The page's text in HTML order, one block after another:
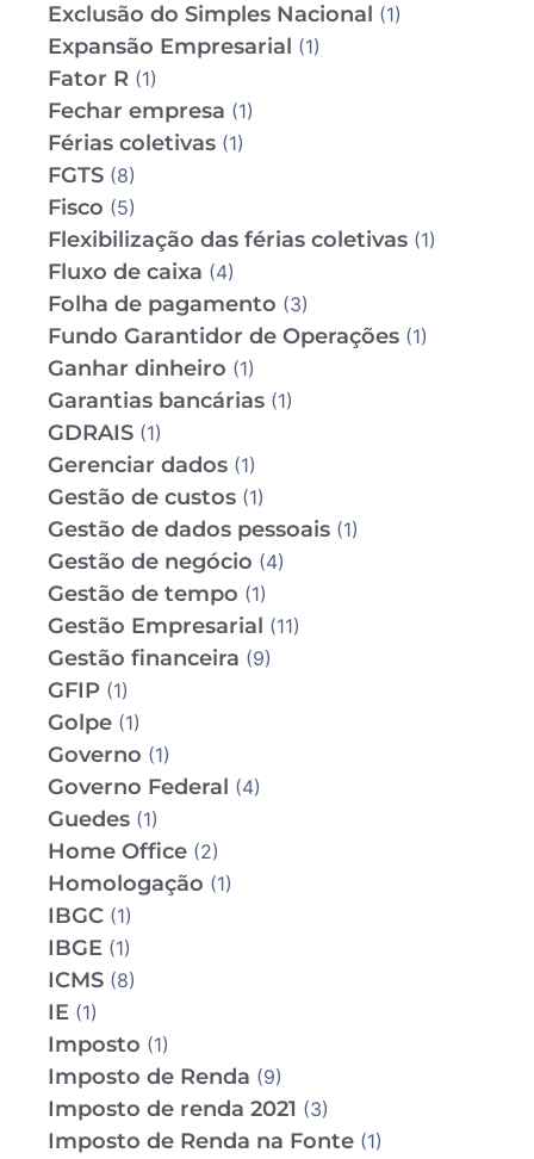
Exclusão do Simples Nacional (1)
Expansão Empresarial (1)
Fator R (1)
Fechar empresa (1)
Férias coletivas (1)
FGTS (8)
Fisco (5)
Flexibilização das férias coletivas (1)
Fluxo de caixa (4)
Folha de pagamento (3)
Fundo Garantidor de Operações (1)
Ganhar dinheiro (1)
Garantias bancárias (1)
GDRAIS (1)
Gerenciar dados (1)
Gestão de custos (1)
Gestão de dados pessoais (1)
Gestão de negócio (4)
Gestão de tempo (1)
Gestão Empresarial (11)
Gestão financeira (9)
GFIP (1)
Golpe (1)
Governo (1)
Governo Federal (4)
Guedes (1)
Home Office (2)
Homologação (1)
IBGC (1)
IBGE (1)
ICMS (8)
IE (1)
Imposto (1)
Imposto de Renda (9)
Imposto de renda 2021 (3)
Imposto de Renda na Fonte (1)